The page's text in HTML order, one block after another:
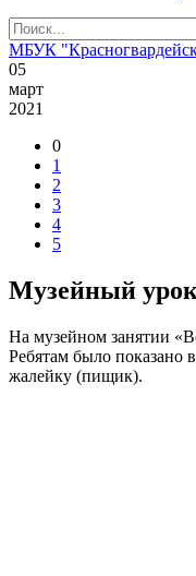
МБУК
05
март
2021
0
1
2
3
4
5
Музейный
На музейном занятии
Ребятам было показано
жалейку (пищик).